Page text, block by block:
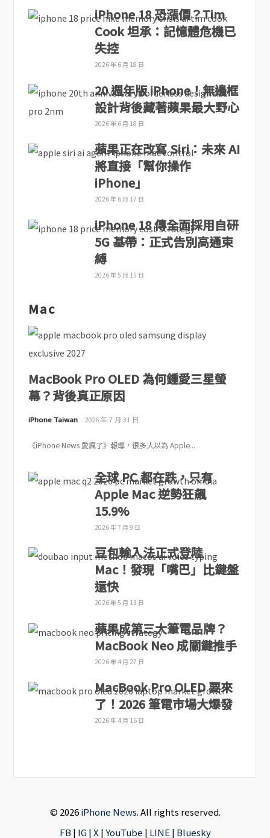
iPhone 18 恐漲價？Tim
Cook 坦承：記憶體危機已
失控
2026 年 6 月 18 日
20 週年版 iPhone！無邊框
設計背後藏著蘋果最大野心
2026 年 6 月 18 日
蘋果正在改寫 Siri：未來 AI
將直接「幫你操作
iPhone」
2026 年 6 月 17 日
iPhone 18 傳全面採用自研
5G 基帶：正式告別高通束
縛
2026 年 5 月 15 日
Mac
MacBook Pro OLED 為何鍾愛三星螢
幕？背後真正原因
iPhone Taiwan 2026 年 7 月 31 日
《iPhone News 愛瘋了》報導，很多人以為 Apple...
全球 PC 都在跌，只有
Apple Mac 逆勢狂飆
15.9%
2026 年 7 月 9 日
豆包輸入法正式登陸
Mac！發現「嘴巴」比鍵盤
還快
2026 年 5 月 13 日
蘋果成第三大筆電品牌？
MacBook Neo 成關鍵推手
2026 年 4 月 27 日
MacBook Pro OLED 要來
了！2026 筆電市場大爆發
2026 年 4 月 16 日
© 2026iPhone News. All rights reserved.
FB | IG|X |YouTube | LINE | Bluesky